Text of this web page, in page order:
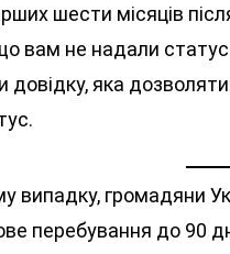
шести місяців
вам не надали статус
довідку, яка
випадку, громадяни
перебування до 90